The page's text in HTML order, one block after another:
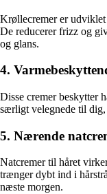
Krøllecremer er
De reducerer frizz og
og glans.
4.
Disse cremer beskytter
særligt velegnede til
5. Nærende
Natcremer til håret
trænger dybt ind i
næste morgen.